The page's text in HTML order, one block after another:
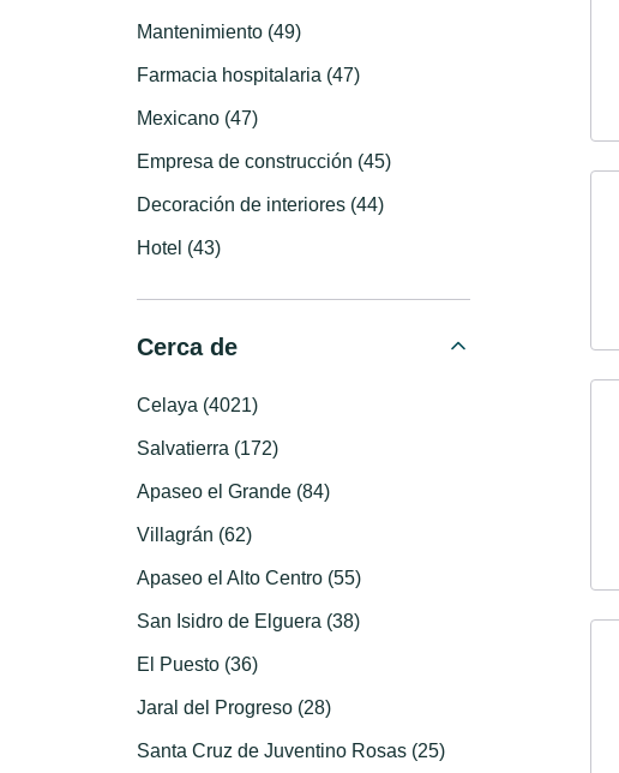
Mantenimiento (49)
Farmacia hospitalaria (47)
Mexicano (47)
Empresa de construcción (45)
Decoración de interiores (44)
Hotel (43)
Cerca de
Celaya (4021)
Salvatierra (172)
Apaseo el Grande (84)
Villagrán (62)
Apaseo el Alto Centro (55)
San Isidro de Elguera (38)
El Puesto (36)
Jaral del Progreso (28)
Santa Cruz de Juventino Rosas (25)